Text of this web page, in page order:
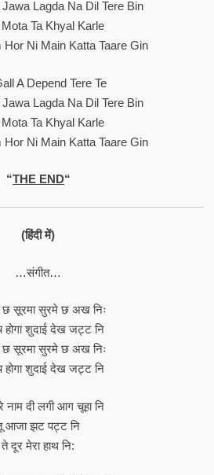
Lagda Na Dil Tere Bin
Ta Khyal Karle
Hor Ni Main Katta Taare Gin
A Depend Tere Te
Lagda Na Dil Tere Bin
Ta Khyal Karle
Hor Ni Main Katta Taare Gin
“THE END“
(हिंदी में)
…संगीत…
छ सूरमा सुरमे छ अख निः
होगा शुदाई देख जट्ट नि
छ सूरमा सुरमे छ अख निः
होगा शुदाई देख जट्ट नि
नाम दी लगी आग चूहा नि
आजा झट पट्ट नि
ते दूर मेरा हाथ नि: